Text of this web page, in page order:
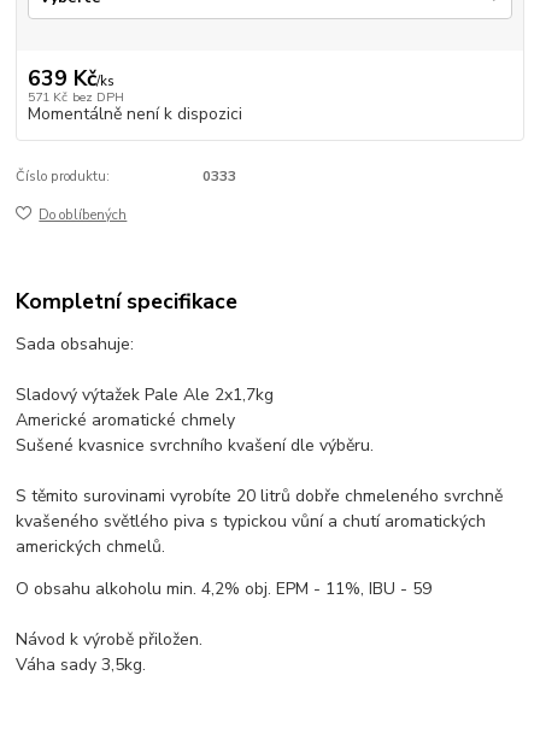
639 Kč/ks
571 Kč bez DPH
Momentálně není k dispozici
Číslo produktu: 0333
Do oblíbených
Kompletní specifikace
Sada obsahuje:
Sladový výtažek Pale Ale 2x1,7kg
Americké aromatické chmely
Sušené kvasnice svrchního kvašení dle výběru.
S těmito surovinami vyrobíte 20 litrů dobře chmeleného svrchně
kvašeného světlého piva s typickou vůní a chutí aromatických
amerických chmelů.
O obsahu alkoholu min. 4,2% obj. EPM - 11%, IBU - 59
Návod k výrobě přiložen.
Váha sady 3,5kg.